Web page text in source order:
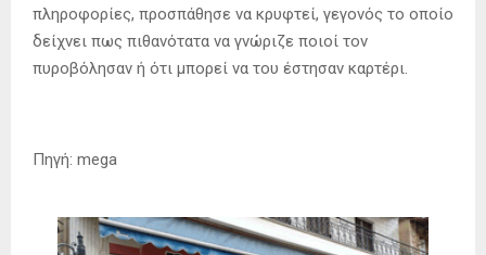
πληροφορίες, προσπάθησε να κρυφτεί, γεγονός το οποίο
δείχνει πως πιθανότατα να γνώριζε ποιοί τον
πυροβόλησαν ή ότι μπορεί να του έστησαν καρτέρι.
Πηγή: mega